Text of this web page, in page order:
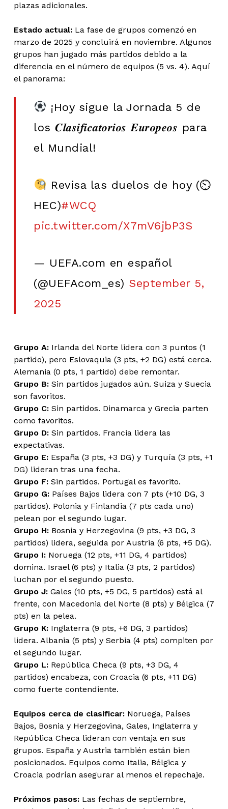
plazas adicionales.
Estado actual:La fase de grupos comenzó en
marzo de 2025 y concluirá en noviembre. Algunos
grupos han jugado más partidos debido a la
diferencia en el número de equipos (5 vs. 4). Aquí
el panorama:
¡Hoy sigue la Jornada 5 de
los 𝑪𝒍𝒂𝒔𝒊𝒇𝒊𝒄𝒂𝒕𝒐𝒓𝒊𝒐𝒔 𝑬𝒖𝒓𝒐𝒑𝒆𝒐𝒔 para
el Mundial!
Revisa las duelos de hoy (⏲
HEC)#WCQ
pic.twitter.com/X7mV6jbP3S
— UEFA.com en español
(@UEFAcom_es) September 5,
2025
Grupo A:Irlanda del Norte lidera con 3 puntos (1
partido), pero Eslovaquia (3 pts, +2 DG) está cerca.
Alemania (0 pts, 1 partido) debe remontar.
Grupo B:Sin partidos jugados aún. Suiza y Suecia
son favoritos.
Grupo C:Sin partidos. Dinamarca y Grecia parten
como favoritos.
Grupo D:Sin partidos. Francia lidera las
expectativas.
Grupo E:España (3 pts, +3 DG) y Turquía (3 pts, +1
DG) lideran tras una fecha.
Grupo F:Sin partidos. Portugal es favorito.
Grupo G:Países Bajos lidera con 7 pts (+10 DG, 3
partidos). Polonia y Finlandia (7 pts cada uno)
pelean por el segundo lugar.
Grupo H:Bosnia y Herzegovina (9 pts, +3 DG, 3
partidos) lidera, seguida por Austria (6 pts, +5 DG).
Grupo I:Noruega (12 pts, +11 DG, 4 partidos)
domina. Israel (6 pts) y Italia (3 pts, 2 partidos)
luchan por el segundo puesto.
Grupo J:Gales (10 pts, +5 DG, 5 partidos) está al
frente, con Macedonia del Norte (8 pts) y Bélgica (7
pts) en la pelea.
Grupo K:Inglaterra (9 pts, +6 DG, 3 partidos)
lidera. Albania (5 pts) y Serbia (4 pts) compiten por
el segundo lugar.
Grupo L:República Checa (9 pts, +3 DG, 4
partidos) encabeza, con Croacia (6 pts, +11 DG)
como fuerte contendiente.
Equipos cerca de clasificar:Noruega, Países
Bajos, Bosnia y Herzegovina, Gales, Inglaterra y
República Checa lideran con ventaja en sus
grupos. España y Austria también están bien
posicionados. Equipos como Italia, Bélgica y
Croacia podrían asegurar al menos el repechaje.
Próximos pasos:Las fechas de septiembre,